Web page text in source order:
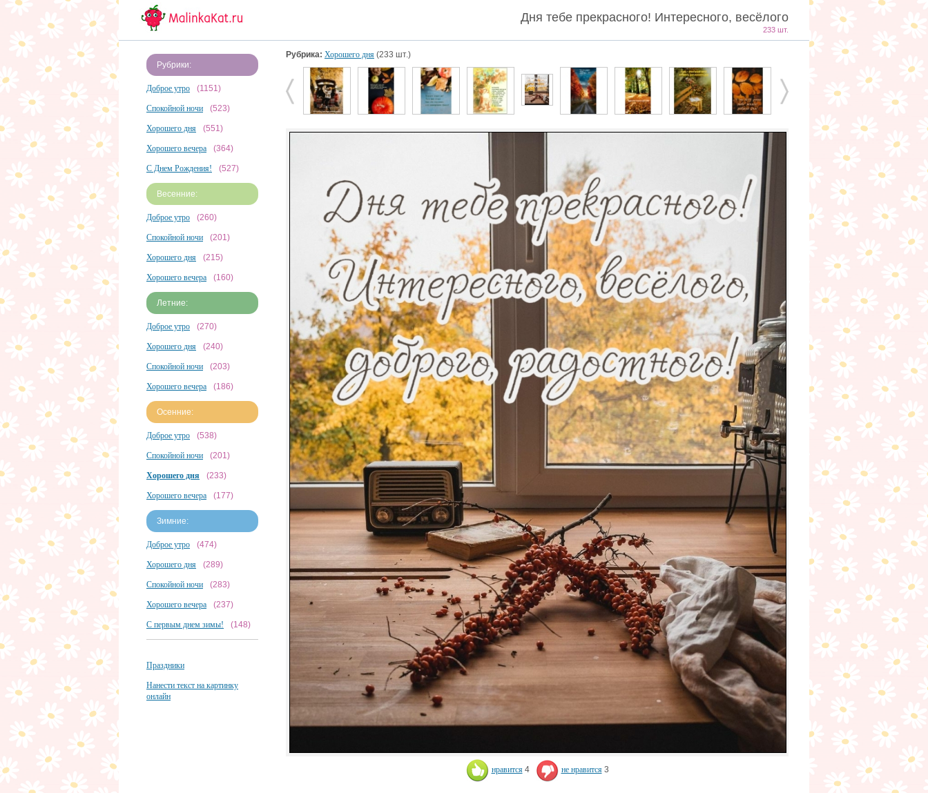
Дня тебе прекрасного! Интересного, весёлого
233 шт.
Рубрики:
Доброе утро (1151)
Спокойной ночи (523)
Хорошего дня (551)
Хорошего вечера (364)
С Днем Рождения! (527)
Весенние:
Доброе утро (260)
Спокойной ночи (201)
Хорошего дня (215)
Хорошего вечера (160)
Летние:
Доброе утро (270)
Хорошего дня (240)
Спокойной ночи (203)
Хорошего вечера (186)
Осенние:
Доброе утро (538)
Спокойной ночи (201)
Хорошего дня (233)
Хорошего вечера (177)
Зимние:
Доброе утро (474)
Хорошего дня (289)
Спокойной ночи (283)
Хорошего вечера (237)
С первым днем зимы! (148)
Праздники
Нанести текст на картинку
онлайн
Рубрика: Хорошего дня (233 шт.)
нравится 4 не нравится 3